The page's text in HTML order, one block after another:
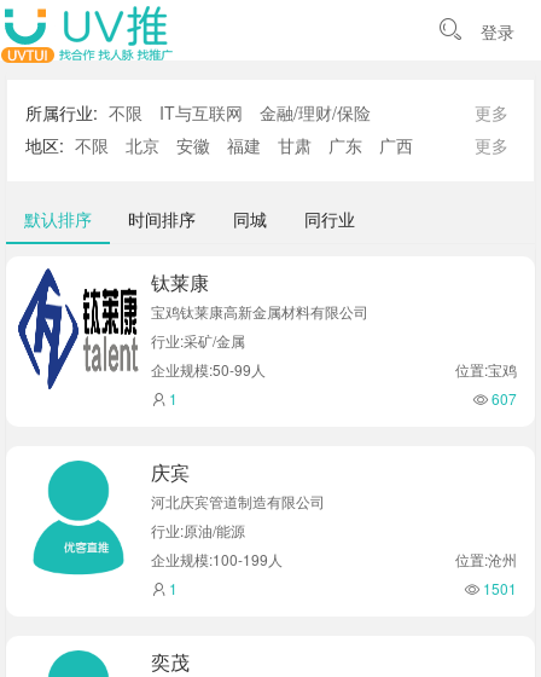
登录
所属行业: 不限 IT与互联网
金融/理财/保险
建筑/房地产
教育培训 消费品 文化传媒
贸易物流
更多
地区: 不限 北京 安徽 福建 甘肃 广东
广西
江苏
江西 辽宁 内蒙古 宁夏
陕西
上海 四川 天津 西藏 新疆
重庆
更多
默认排序 时间排序 同城 同行业
钛莱康
宝鸡钛莱康高新金属材料有限公司
行业:采矿/金属
企业规模:50-99人
位置:宝鸡
1
607
庆宾
河北庆宾管道制造有限公司
行业:原油/能源
企业规模:100-199人
位置:沧州
1
1501
奕茂